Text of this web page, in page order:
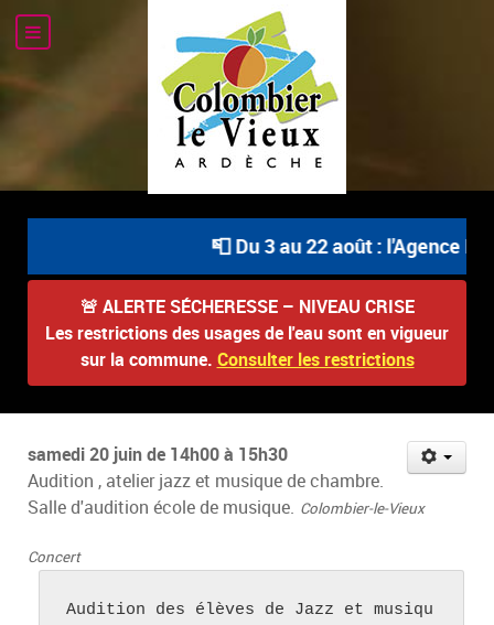
📮 Du 3 au 22 août : l'Agence
🚨 ALERTE SÉCHERESSE – NIVEAU CRISE
Les restrictions des usages de l'eau sont en vigueur
sur la commune. Consulter les restrictions
samedi 20 juin de 14h00 à 15h30
Audition , atelier jazz et musique de chambre.
Salle d'audition école de musique. Colombier-le-Vieux
Concert
Audition des élèves de Jazz et musiqu